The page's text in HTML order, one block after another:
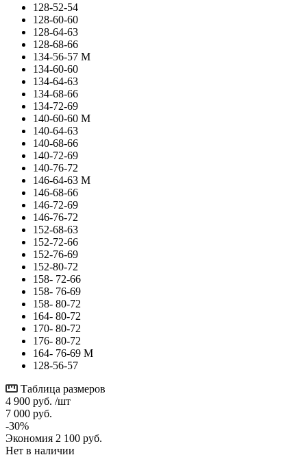
128-52-54
128-60-60
128-64-63
128-68-66
134-56-57 М
134-60-60
134-64-63
134-68-66
134-72-69
140-60-60 М
140-64-63
140-68-66
140-72-69
140-76-72
146-64-63 М
146-68-66
146-72-69
146-76-72
152-68-63
152-72-66
152-76-69
152-80-72
158- 72-66
158- 76-69
158- 80-72
164- 80-72
170- 80-72
176- 80-72
164- 76-69 М
128-56-57
Таблица размеров
4 900 руб. /шт
7 000 руб.
-30%
Экономия 2 100 руб.
Нет в наличии